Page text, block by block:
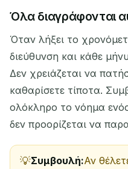
Περιμένοντας
Όλα διαγράφονται
Όταν λήξει το
διεύθυνση και κάθε
Δεν χρειάζεται να
καθαρίσετε τίποτα.
ολόκληρο το νόημα
δεν προορίζεται να
Συμβουλή:Αν